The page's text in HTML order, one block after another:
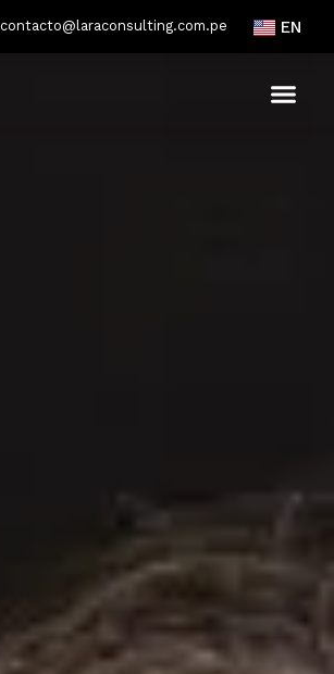
contacto@laraconsulting.com.pe EN